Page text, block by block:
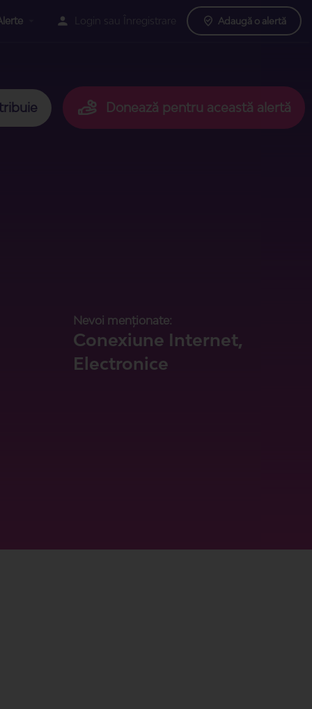
Login sau Înregistrare Adaugă o alertă
Donează pentru această alertă
Nevoi menționate:
Conexiune Internet,
Electronice